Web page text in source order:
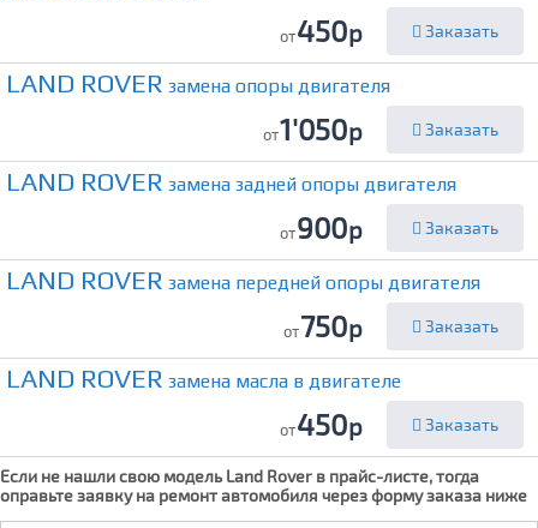
от450р Заказать
LAND ROVER замена опоры двигателя
от1'050р Заказать
LAND ROVER замена задней опоры двигателя
от900р Заказать
LAND ROVER замена передней опоры двигателя
от750р Заказать
LAND ROVER замена масла в двигателе
от450р Заказать
Если не нашли свою модельLand Rover в прайс-листе, тогда
оправьте заявку на ремонт автомобиля через форму заказа ниже